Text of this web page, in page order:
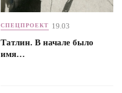
СПЕЦПРОЕКТ 19.03
Татлин. В начале было
имя…